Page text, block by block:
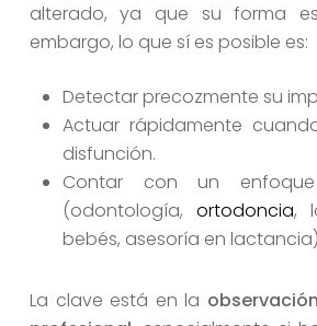
alterado, ya que su forma
embargo, lo que sí es posible es:
Detectar precozmente su
Actuar rápidamente
disfunción.
Contar con un enfoque
(odontología, ortodoncia,
bebés, asesoría en
La clave está en la observación